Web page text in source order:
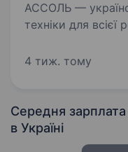
АССОЛЬ —
техніки для
у 7 областях
4 тиж. тому
Середня
в Україні